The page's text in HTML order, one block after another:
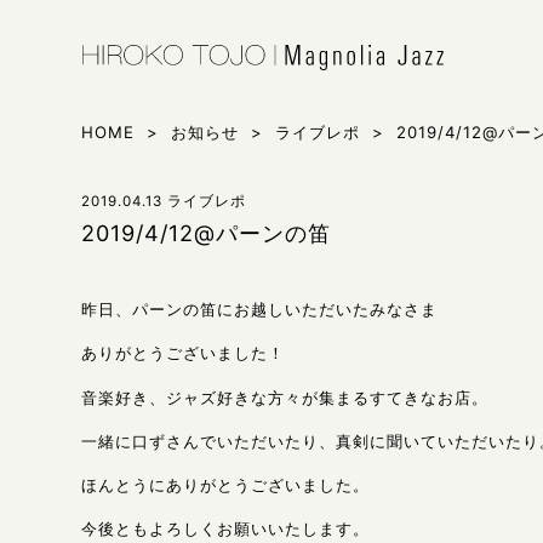
HOME > お知らせ > ライブレポ > 2019/4/12@パー
2019.04.13 ライブレポ
2019/4/12@パーンの笛
昨日、パーンの笛にお越しいただいたみなさま
ありがとうございました！
音楽好き、ジャズ好きな方々が集まるすてきなお店。
一緒に口ずさんでいただいたり、真剣に聞いていただいたり
ほんとうにありがとうございました。
今後ともよろしくお願いいたします。